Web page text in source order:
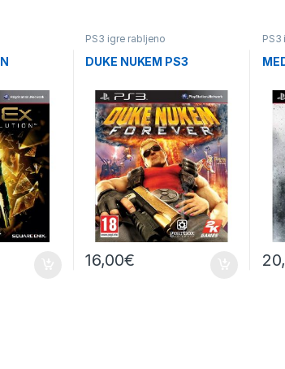
PS3 igre rabljeno
DUKE NUKEM PS3
16,00€
PS3